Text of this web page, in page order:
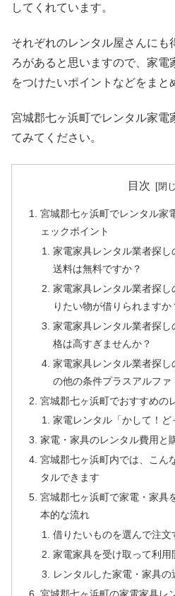
してくれています。
それぞれのレンタル屋さんにも
ろがあると思いますので、家電
をつけたいポイントなどをまと
宮城郡七ヶ浜町でレンタル家電
てみてください。
目次
宮城郡七ヶ浜町でレンタル家
ェックポイント
家電家具レンタル業者探
送料は無料ですか？
家電家具レンタル業者探
りたい物が借りられますか
家電家具レンタル業者探
格は高すぎませんか？
家電家具レンタル業者探
の他の条件プラスアルファ
宮城郡七ヶ浜町でおすすめの
家電レンタル「かして！ど
家電・家具のレンタル費用と
宮城郡七ヶ浜町内では、こん
タルできます
宮城郡七ヶ浜町で家電・家具
本的な流れ
借りたいものを選んで注文
家電家具を受け取って利用
レンタルした家電・家具の
宮城郡七ヶ浜町の家電家具レ